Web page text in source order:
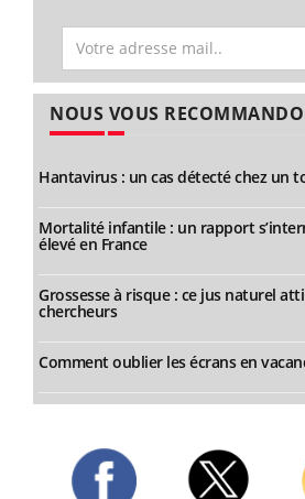
NOUS VOUS
Hantavirus : un cas détecté chez un
Mortalité infantile : un rapport
élevé en France
Grossesse à risque : ce jus naturel
chercheurs
Comment oublier les écrans en